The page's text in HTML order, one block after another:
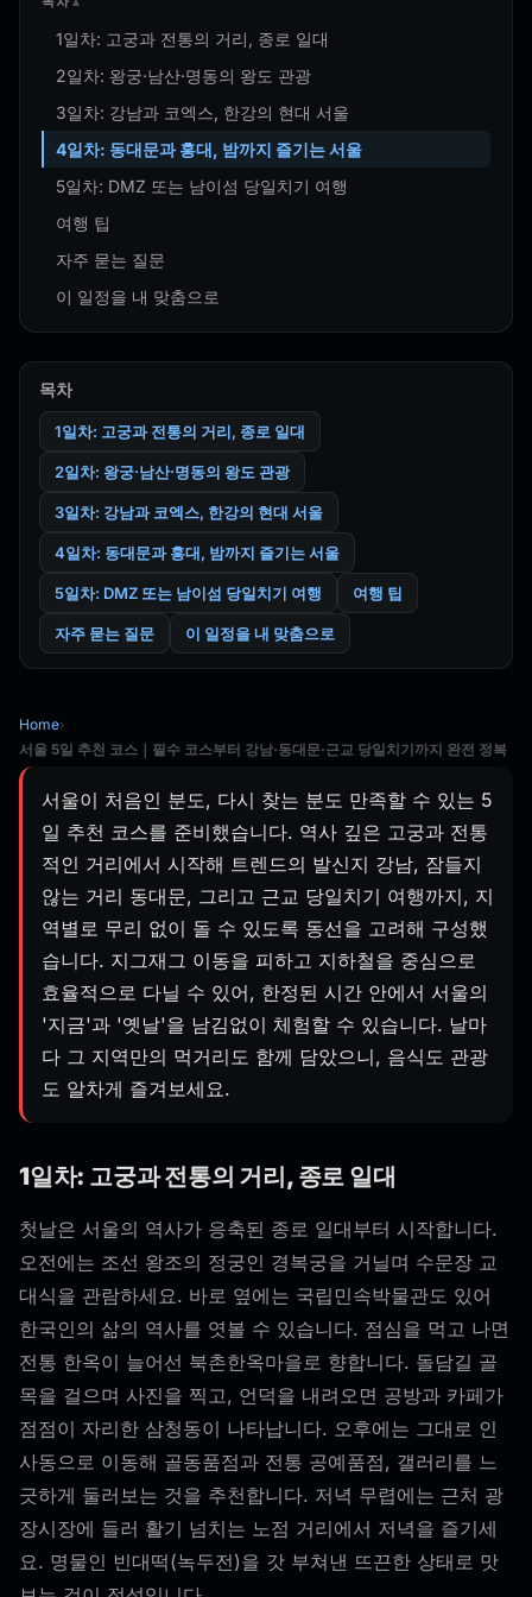
1일차: 고궁과 전통의 거리, 종로 일대
2일차: 왕궁·남산·명동의 왕도 관광
3일차: 강남과 코엑스, 한강의 현대 서울
4일차: 동대문과 홍대, 밤까지 즐기는 서울
5일차: DMZ 또는 남이섬 당일치기 여행
여행 팁
자주 묻는 질문
이 일정을 내 맞춤으로
목차
1일차: 고궁과 전통의 거리, 종로 일대
2일차: 왕궁·남산·명동의 왕도 관광
3일차: 강남과 코엑스, 한강의 현대 서울
4일차: 동대문과 홍대, 밤까지 즐기는 서울
5일차: DMZ 또는 남이섬 당일치기 여행 여행 팁
자주 묻는 질문 이 일정을 내 맞춤으로
Home›
서울 5일 추천 코스｜필수 코스부터 강남·동대문·근교 당일치기까지 완전 정복
서울이 처음인 분도, 다시 찾는 분도 만족할 수 있는 5
일 추천 코스를 준비했습니다. 역사 깊은 고궁과 전통
적인 거리에서 시작해 트렌드의 발신지 강남, 잠들지
않는 거리 동대문, 그리고 근교 당일치기 여행까지, 지
역별로 무리 없이 돌 수 있도록 동선을 고려해 구성했
습니다. 지그재그 이동을 피하고 지하철을 중심으로
효율적으로 다닐 수 있어, 한정된 시간 안에서 서울의
'지금'과 '옛날'을 남김없이 체험할 수 있습니다. 날마
다 그 지역만의 먹거리도 함께 담았으니, 음식도 관광
도 알차게 즐겨보세요.
1일차: 고궁과 전통의 거리, 종로 일대
첫날은 서울의 역사가 응축된 종로 일대부터 시작합니다.
오전에는 조선 왕조의 정궁인 경복궁을 거닐며 수문장 교
대식을 관람하세요. 바로 옆에는 국립민속박물관도 있어
한국인의 삶의 역사를 엿볼 수 있습니다. 점심을 먹고 나면
전통 한옥이 늘어선 북촌한옥마을로 향합니다. 돌담길 골
목을 걸으며 사진을 찍고, 언덕을 내려오면 공방과 카페가
점점이 자리한 삼청동이 나타납니다. 오후에는 그대로 인
사동으로 이동해 골동품점과 전통 공예품점, 갤러리를 느
긋하게 둘러보는 것을 추천합니다. 저녁 무렵에는 근처 광
장시장에 들러 활기 넘치는 노점 거리에서 저녁을 즐기세
요. 명물인 빈대떡(녹두전)을 갓 부쳐낸 뜨끈한 상태로 맛